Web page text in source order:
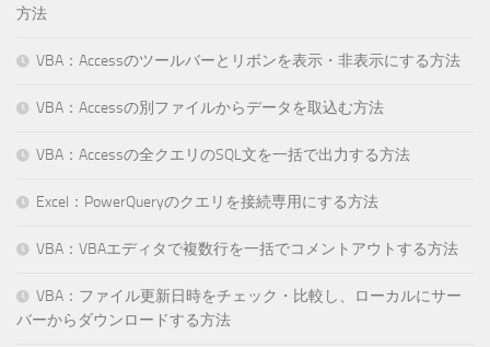
方法
VBA：Accessのツールバーとリボンを表示・非表示にする方法
VBA：Accessの別ファイルからデータを取込む方法
VBA：Accessの全クエリのSQL文を一括で出力する方法
Excel：PowerQueryのクエリを接続専用にする方法
VBA：VBAエディタで複数行を一括でコメントアウトする方法
VBA：ファイル更新日時をチェック・比較し、ローカルにサー
バーからダウンロードする方法